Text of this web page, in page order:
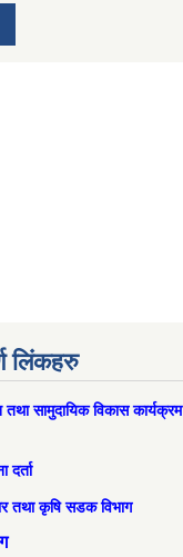
लिंकहरु
सामुदायिक विकास कार्यक्रम
दर्ता
तथा कृषि सडक विभाग